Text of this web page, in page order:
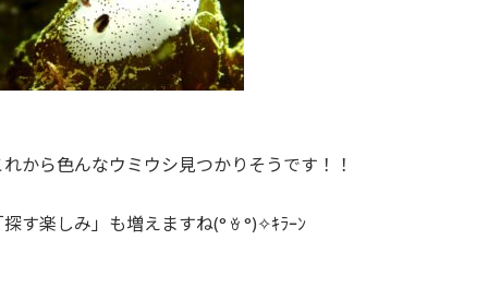
から色んなウミウシ見つかりそうです！！
す楽しみ」も増えますね(° ꈊ °)✧ｷﾗｰﾝ